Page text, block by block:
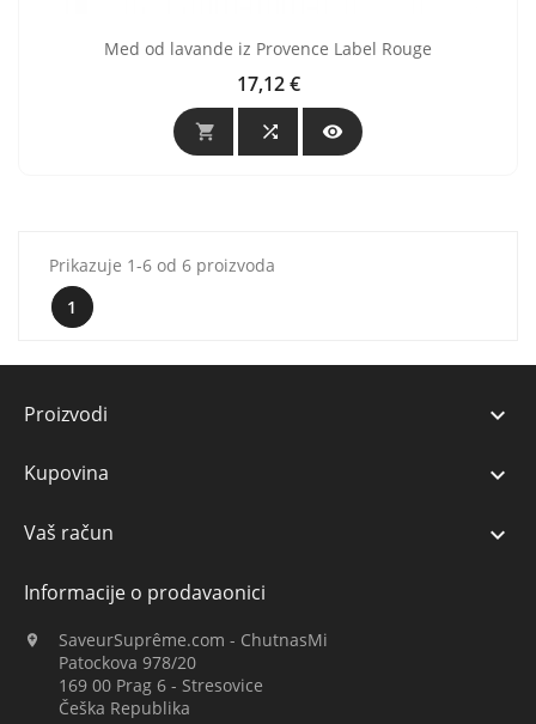
Med od lavande iz Provence Label Rouge
Cijena
17,12 €
  
Prikazuje 1-6 od 6 proizvoda
1
Proizvodi 
Kupovina 
Vaš račun 
Informacije o prodavaonici

SaveurSuprême.com - ChutnasMi
Patockova 978/20
169 00 Prag 6 - Stresovice
Češka Republika